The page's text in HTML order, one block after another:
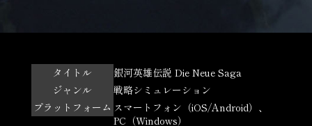
タイトル
銀河英雄伝説 Die Neue Saga
ジャンル
戦略シミュレーション
プラットフォーム スマートフォン（iOS/Android）、
PC（Windows）